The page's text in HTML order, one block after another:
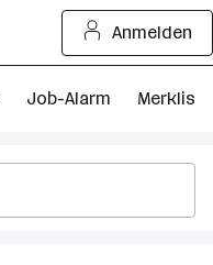
Anmelden
Job-Alarm Merkliste